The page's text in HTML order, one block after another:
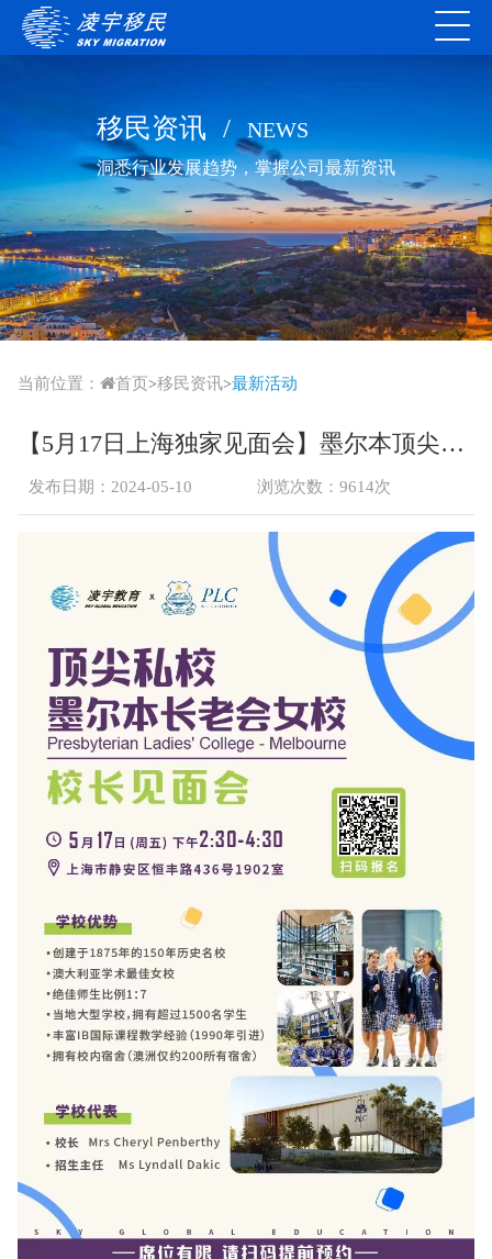
移民资讯 / NEWS
洞悉行业发展趋势，掌握公司最新资讯
当前位置： 首页>移民资讯>最新活动
【5月17日上海独家见面会】墨尔本顶尖寄宿私校PLC长老会女校招生见面会
发布日期：2024-05-10 浏览次数：9614次